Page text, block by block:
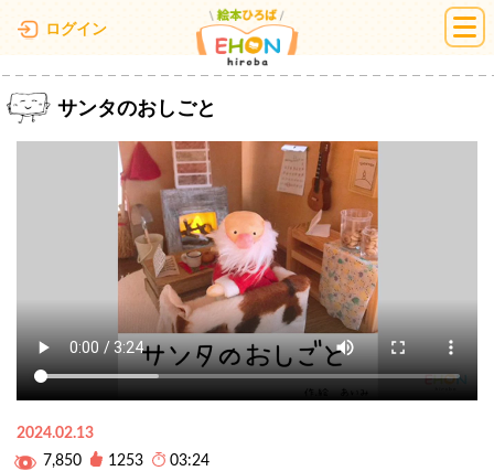
ログイン 絵本ひろば
サンタのおしごと
2024.02.13
7,850
1253 03:24